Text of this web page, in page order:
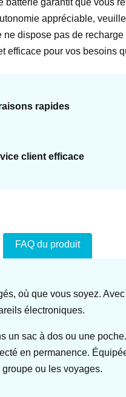
batterie garantit que vous
appréciable,
ne dispose pas de
efficace pour vos besoins
rapides
client efficace
FAQ du produit
où que vous soyez.
électroniques.
un sac à dos ou une
en permanence.
ou les voyages.